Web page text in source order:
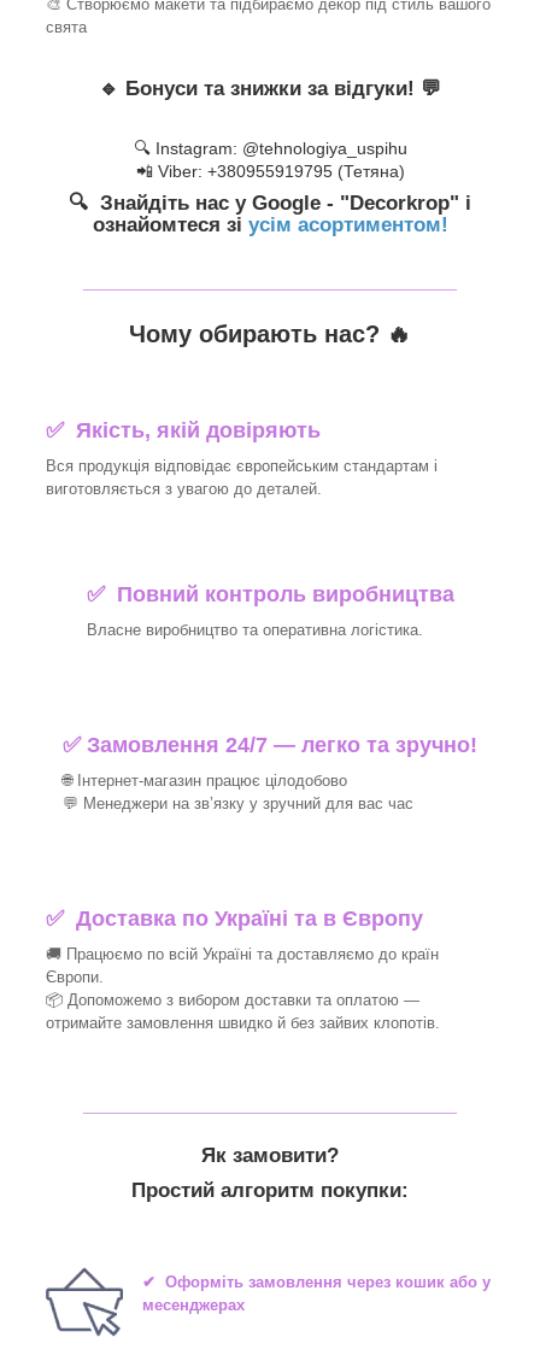
🎨 Створюємо макети та підбираємо декор під стиль вашого
свята
🔹 Бонуси та знижки за відгуки! 💬
🔍 Instagram: @tehnologiya_uspihu
📲 Viber: +380955919795 (Тетяна)
🔍 Знайдіть нас у Google - "Decorkrop" і
ознайомтеся зі усім асортиментом!
Чому обирають нас? 🔥
✅ Якість, якій довіряють
Вся продукція відповідає європейським стандартам і
виготовляється з увагою до деталей.
✅ Повний контроль виробництва
Власне виробництво та оперативна логістика.
✅ Замовлення 24/7 — легко та зручно!
🌐 Інтернет-магазин працює цілодобово
💬 Менеджери на зв’язку у зручний для вас час
✅Доставка по Україні та в Європу
🚚 Працюємо по всій Україні та доставляємо до країн
Європи.
📦 Допоможемо з вибором доставки та оплатою —
отримайте замовлення швидко й без зайвих клопотів.
Як замовити?
Простий алгоритм покупки:
✔ Оформіть замовлення через кошик або у
месенджерах